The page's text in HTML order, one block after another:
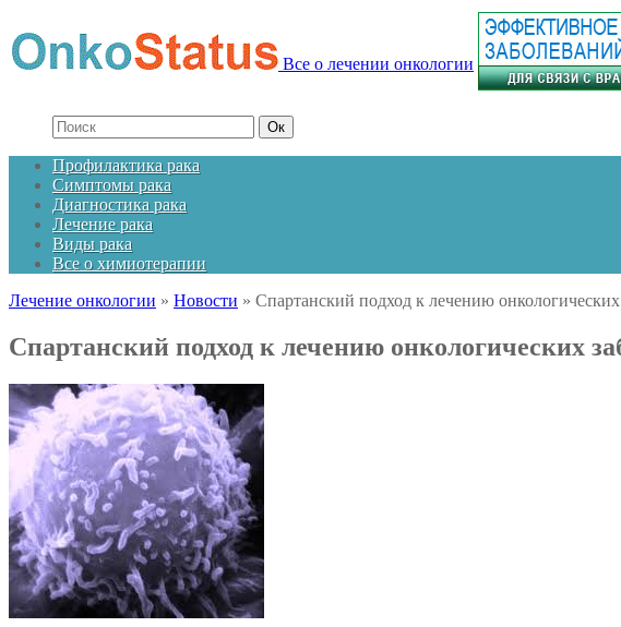
Все о лечении онкологии
Профилактика рака
Симптомы рака
Диагностика рака
Лечение рака
Виды рака
Все о химиотерапии
Лечение онкологии » Новости » Спартанский подход к лечению
Спартанский подход к лечению онкологических